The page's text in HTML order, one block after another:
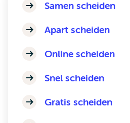
Samen scheiden
Apart scheiden
Online scheiden
Snel scheiden
Gratis scheiden